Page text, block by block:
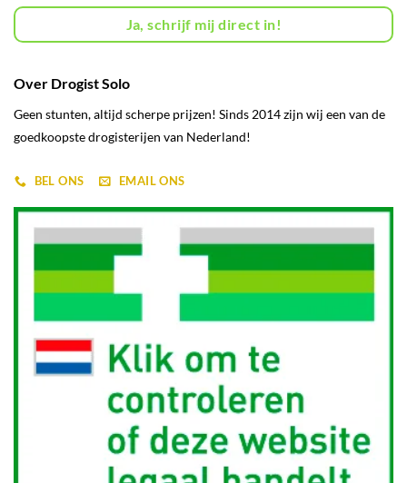
Ja, schrijf mij direct in!
Over Drogist Solo
Geen stunten, altijd scherpe prijzen! Sinds 2014 zijn wij een van de
goedkoopste drogisterijen van Nederland!
BEL ONS EMAIL ONS